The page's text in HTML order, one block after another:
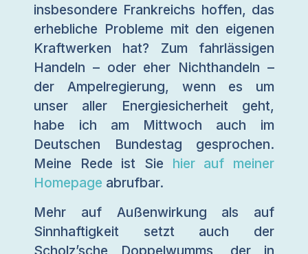
insbesondere Frankreichs hoffen, das
erhebliche Probleme mit den eigenen
Kraftwerken hat? Zum fahrlässigen
Handeln – oder eher Nichthandeln –
der Ampelregierung, wenn es um
unser aller Energiesicherheit geht,
habe ich am Mittwoch auch im
Deutschen Bundestag gesprochen.
Meine Rede ist Sie hier auf meiner
Homepage abrufbar.
Mehr auf Außenwirkung als auf
Sinnhaftigkeit setzt auch der
Scholz’sche Doppelwumms, der in